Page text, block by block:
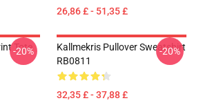
26,86 £ - 51,35 £
Tote
-20%
Kallmekris Pullover Sweatshirt
RB0811
32,35 £ - 37,88 £
-20%